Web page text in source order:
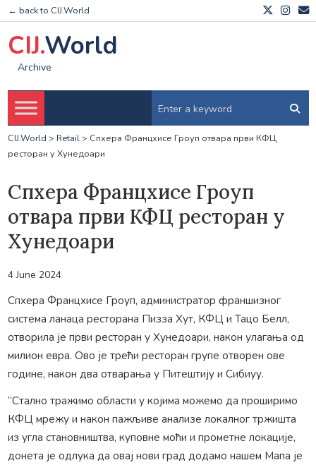
← back to CIJ.World
CIJ.World
Archive
CIJ.World > Retail> Спхера Францхисе Гроуп отвара први КФЦ
ресторан у Хунедоари
Спхера Францхисе Гроуп
отвара први КФЦ ресторан у
Хунедоари
4 June 2024
Спхера Францхисе Гроуп, администратор франшизног
система ланаца ресторана Пизза Хут, КФЦ и Тацо Белл,
отворила је први ресторан у Хунедоари, након улагања од
милион евра. Ово је трећи ресторан групе отворен ове
године, након два отварања у Питештију и Сибиуу.
“Стално тражимо области у којима можемо да проширимо
КФЦ мрежу и након пажљиве анализе локалног тржишта
из угла становништва, куповне моћи и прометне локације,
донета је одлука да овај нови град додамо нашем Мапа је